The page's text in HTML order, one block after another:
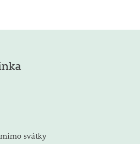
mimo svátky